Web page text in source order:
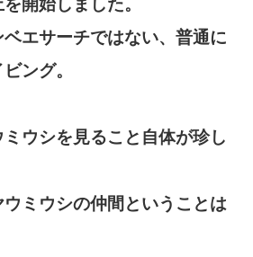
エサーチではない、普通に
ング。
ウシを見ること自体が珍し
ミウシの仲間ということは